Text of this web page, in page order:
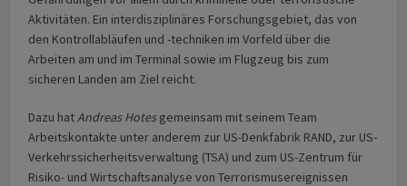
Aktivitäten. Ein interdisziplinäres Forschungsgebiet, das von
den Kontrollabläufen und -techniken im Vorfeld über die
Arbeiten am und im Terminal sowie im Flugzeug bis zum
sicheren Landen am Ziel reicht.
Dazu hatAndreas Hotesgemeinsam mit seinem Team
Arbeitskontakte unter anderem zur US-Denkfabrik RAND, zur US-
Verkehrssicherheitsverwaltung (TSA) und zum US-Zentrum für
Risiko- und Wirtschaftsanalyse von Terrorismusereignissen